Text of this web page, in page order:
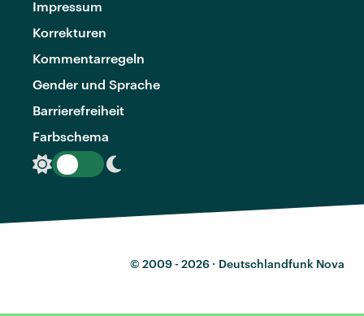
Impressum
Korrekturen
Kommentarregeln
Gender und Sprache
Barrierefreiheit
Farbschema
© 2009 - 2026 · Deutschlandfunk Nova